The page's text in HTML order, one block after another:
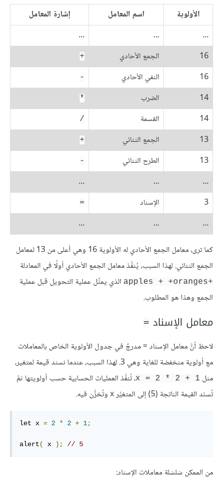
الأولوية
اسم المعامل
إشارة المعامل
...
...
...
16
الجمع الأحادي +
16 النفي الأحادي -
14 الضرب *
14 القسمة /
13 الجمع الثنائي +
13 الطرح الثنائي -
...
...
...
3
الإسناد =
...
...
...
كما ترى، معامل الجمع الأحادي له الأولوية 16 وهي أعلى من 13 لمعامل
الجمع الثنائي. لهذا السبب، يُنفَّذ معامل الجمع الأحادي أولًا في المعادلة
+apples + +oranges
الذي يمثِّل عملية التحويل قبل عملية
الجمع وهذا هو المطلوب.
معامل الإسناد =
لاحظ أنَّ معامل الإسناد = مدرجٌ في جدول الأولوية الخاص بالمعاملات
مع أولوية منخفضة للغاية وهي 3. لهذا السبب، عندما نسند قيمة لمتغير،
مثل x = 2 * 2 + 1، تُنفَّذ العمليات الحسابية حسب أولويتها ثمَّ
تُسنَد القيمة الناتجة (5) إلى المتغيِّر x وتُخزَّن فيه.
let x = 2 * 2 + 1;
alert( x ); // 5
من الممكن سَلسَلة معاملات الإسناد: